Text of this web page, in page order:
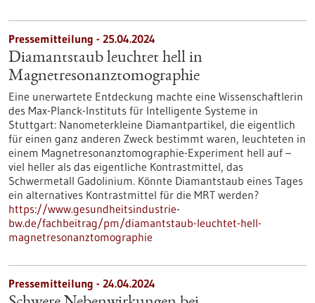
Pressemitteilung - 25.04.2024
Diamantstaub leuchtet hell in
Magnetresonanztomographie
Eine unerwartete Entdeckung machte eine Wissenschaftlerin
des Max-Planck-Instituts für Intelligente Systeme in
Stuttgart: Nanometerkleine Diamantpartikel, die eigentlich
für einen ganz anderen Zweck bestimmt waren, leuchteten in
einem Magnetresonanztomographie-Experiment hell auf –
viel heller als das eigentliche Kontrastmittel, das
Schwermetall Gadolinium. Könnte Diamantstaub eines Tages
ein alternatives Kontrastmittel für die MRT werden?
https://www.gesundheitsindustrie-
bw.de/fachbeitrag/pm/diamantstaub-leuchtet-hell-
magnetresonanztomographie
Pressemitteilung - 24.04.2024